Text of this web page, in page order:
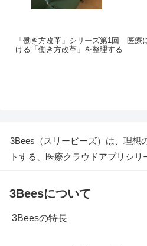
「働き方改革」シリーズ第1回 医療
ける「働き方改革」を整理する
3Bees（スリービーズ）は、理想
トする、医療クラウドアプリシリ
3Beesについて
3Beesの特長